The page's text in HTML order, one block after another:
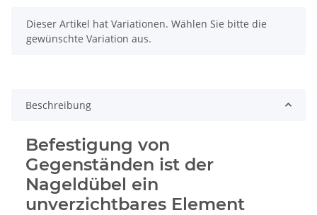
x
Dieser Artikel hat Variationen. Wählen Sie bitte die
gewünschte Variation aus.
Beschreibung
Befestigung von
Gegenständen ist der
Nageldübel ein
unverzichtbares Element